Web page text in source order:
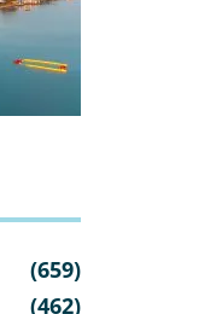
(659)
(462)